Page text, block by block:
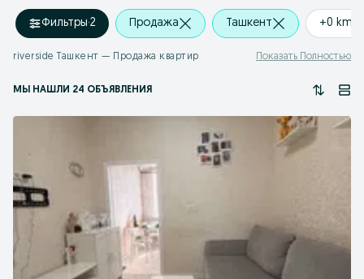
Фильтры·2 Продажа Ташкент +0 km
riverside Ташкент — Продажа квартир Показать Полностью
МЫ НАШЛИ 24 ОБЪЯВЛЕНИЯ